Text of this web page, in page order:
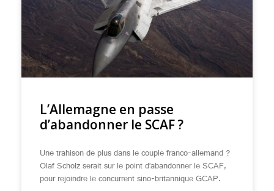
L’Allemagne en passe
d’abandonner le SCAF ?
Une trahison de plus dans le couple franco-allemand ?
Olaf Scholz serait sur le point d’abandonner le SCAF,
pour rejoindre le concurrent sino-britannique GCAP.